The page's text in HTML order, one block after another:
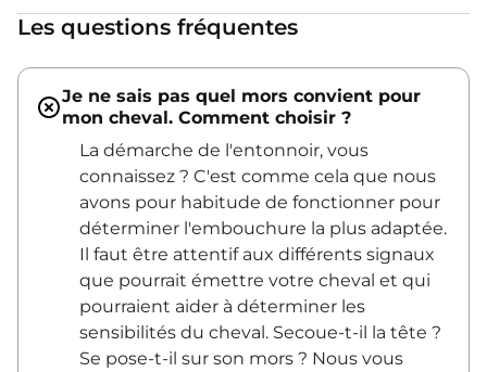
Les questions fréquentes
Je ne sais pas quel mors convient pour
mon cheval. Comment choisir ?
La démarche de l'entonnoir, vous
connaissez ? C'est comme cela que nous
avons pour habitude de fonctionner pour
déterminer l'embouchure la plus adaptée.
Il faut être attentif aux différents signaux
que pourrait émettre votre cheval et qui
pourraient aider à déterminer les
sensibilités du cheval. Secoue-t-il la tête ?
Se pose-t-il sur son mors ? Nous vous